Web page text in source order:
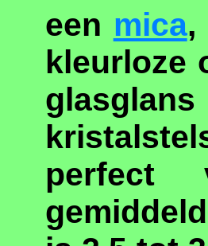
een mica,
kleurloze
perfect